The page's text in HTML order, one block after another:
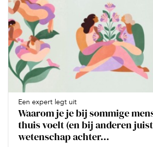
Een expert legt uit
Waarom je je bij sommige
thuis voelt (en bij anderen
wetenschap achter...